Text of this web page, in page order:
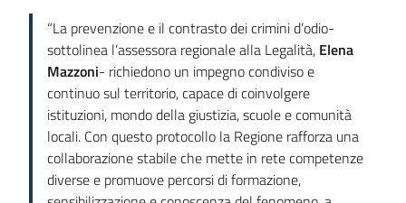
“La prevenzione e il contrasto dei crimini d’odio-
sottolinea l’assessora regionale alla Legalità, Elena
Mazzoni- richiedono un impegno condiviso e
continuo sul territorio, capace di coinvolgere
istituzioni, mondo della giustizia, scuole e comunità
locali. Con questo protocollo la Regione rafforza una
collaborazione stabile che mette in rete competenze
diverse e promuove percorsi di formazione,